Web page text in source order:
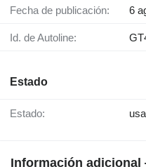
Fecha de publicación: 6
Id. de Autoline:
Estado
Estado:
Información